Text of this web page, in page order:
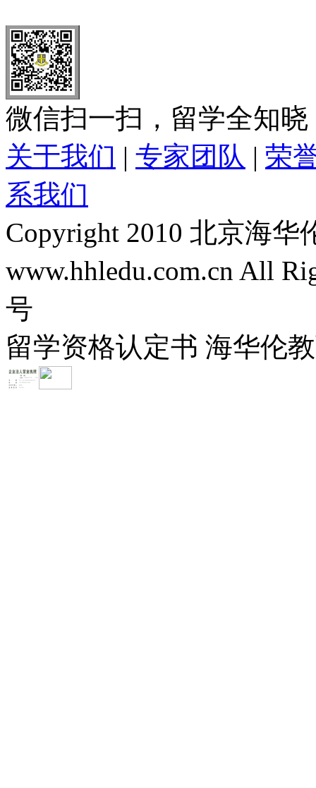
微信扫一扫，留学全知晓
关于我们 | 专家团队 | 荣
系我们
Copyright 2010 北京海
www.hhledu.com.cn All
号
留学资格认定书 海华伦